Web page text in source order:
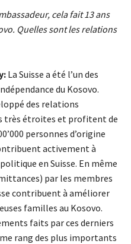
cela fait 13 ans
Quelles sont les relations
La Suisse a été l’un des
du Kosovo.
des relations
très étroites et profitent de
personnes d’origine
activement à
en Suisse. En même
par les membres
contribuent à améliorer
familles au Kosovo.
faits par ces derniers
rang des plus importants